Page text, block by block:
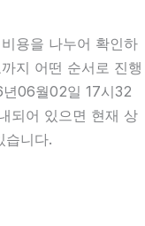
용을 나누어 확인하
지 어떤 순서로 진행
06월02일 17시32
되어 있으면 현재 상
습니다.